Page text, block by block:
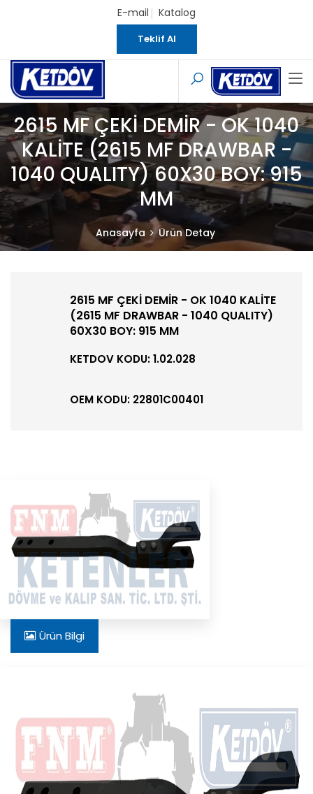
E-mail Katalog
Teklif Al
2615 MF ÇEKİ DEMİR - OK 1040
KALİTE (2615 MF DRAWBAR -
1040 QUALITY) 60X30 BOY: 915
MM
Anasayfa Ürün Detay
2615 MF ÇEKİ DEMİR - OK 1040 KALİTE
(2615 MF DRAWBAR - 1040 QUALITY)
60X30 BOY: 915 MM
KETDOV KODU: 1.02.028
OEM KODU: 22801C00401
Ürün Bilgi